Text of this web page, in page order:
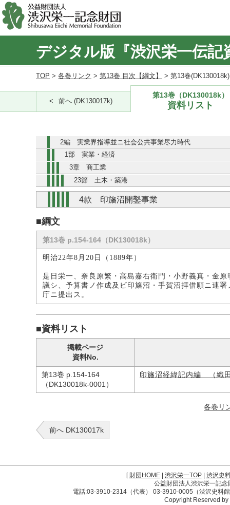
デジタル版『渋沢栄一伝記
TOP > 各巻リンク > 第13巻 目次【綱文】 > 第13巻
前へ (DK130017k)
第13巻（DK130018k）
資料リスト
2編 実業界指導並ニ社会公共事業尽力時代
1部 実業・経済
3章 商工業
23節 土木・築港
4款 印旛沼開鑿事業
■綱文
第13巻 p.154-164（DK130018k）
明治22年8月20日（1889年）
是日栄一、奈良原繁・高島嘉右衛門・小野義真・金
議シ、予算書ノ作成及ビ印旛沼・手賀沼拝借願ニ連
庁ニ提出ス。
■資料リスト
掲載ページ
資料No.
第13巻 p.154-164
（DK130018k-0001）
印旛沼経緯記内編 （織
各巻リ
前へ DK130017k
[財団HOME| 渋沢栄一TOP| 渋沢史
公益財団法人渋沢栄一記
電話:03-3910-2314（代表） 03-3910-0005（渋沢史料
Copyright Reserved